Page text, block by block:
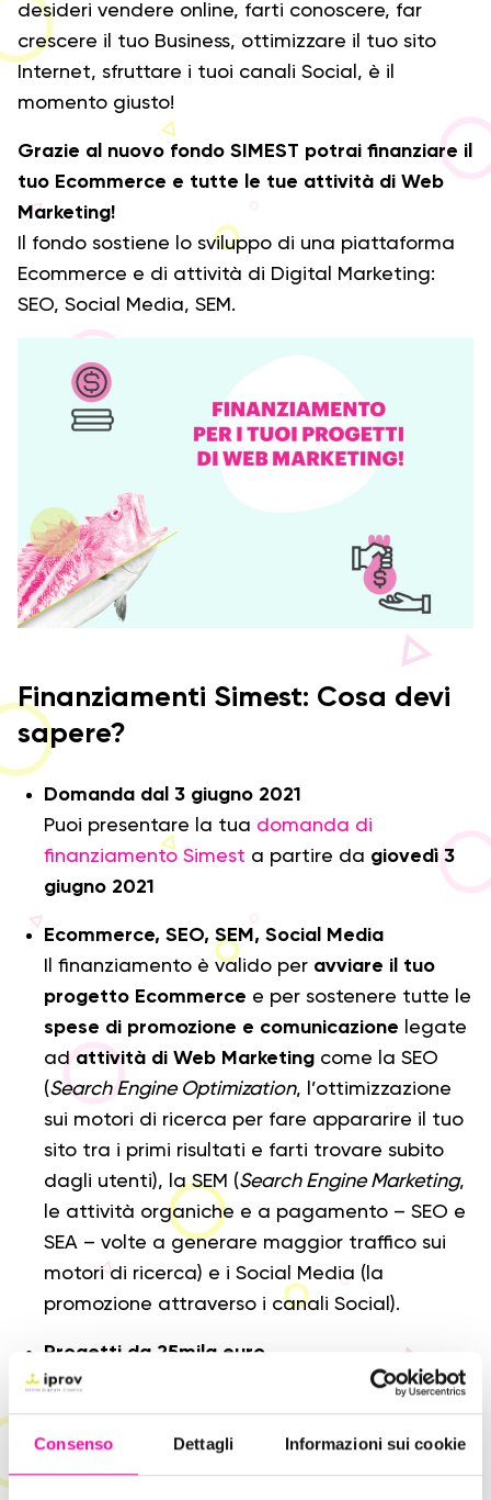
Consenso Dettagli Informazioni sui cookie
desideri vendere online, farti conoscere, far
crescere il tuo Business, ottimizzare il tuo sito
Internet, sfruttare i tuoi canali Social, è il
momento giusto!
Grazie al nuovo fondo SIMEST potrai finanziare il
tuo Ecommerce e tutte le tue attività di Web
Marketing!
Il fondo sostiene lo sviluppo di una piattaforma
Ecommerce e di attività di Digital Marketing:
SEO, Social Media, SEM.
Finanziamenti Simest: Cosa devi
sapere?
Domanda dal 3 giugno 2021
Puoi presentare la tua domanda di
finanziamento Simest a partire da giovedì 3
giugno 2021
Ecommerce, SEO, SEM, Social Media
Il finanziamento è valido per avviare il tuo
progetto Ecommerce e per sostenere tutte le
spese di promozione e comunicazione legate
ad attività di Web Marketing come la SEO
(Search Engine Optimization, l’ottimizzazione
sui motori di ricerca per fare appararire il tuo
sito tra i primi risultati e farti trovare subito
dagli utenti), la SEM (Search Engine Marketing,
le attività organiche e a pagamento – SEO e
SEA – volte a generare maggior traffico sui
motori di ricerca) e i Social Media (la
promozione attraverso i canali Social).
Progetti da 25mila euro
Il finanziamento è rivolto a progetti online a
partire da 25 mila euro e fino a 450 mila euro.